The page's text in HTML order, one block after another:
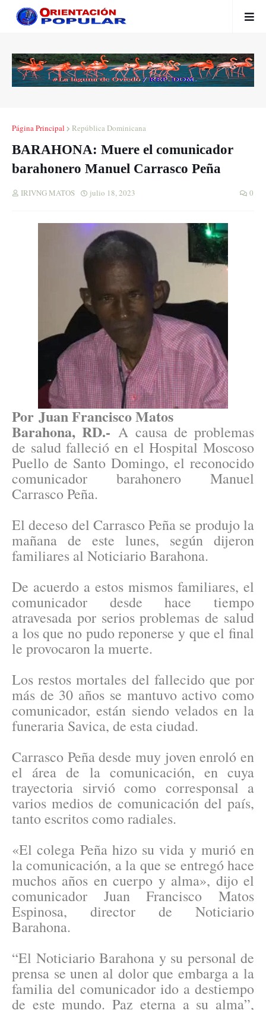
Página Principal República Dominicana
BARAHONA: Muere el comunicador
barahonero Manuel Carrasco Peña
IRIVNG MATOS julio 18, 2023 0
Por Juan Francisco Matos
Barahona, RD.- A causa de problemas
de salud falleció en el Hospital Moscoso
Puello de Santo Domingo, el reconocido
comunicador barahonero Manuel
Carrasco Pe​ña.
El deceso del Carrasco Peña se produjo la
mañana de este lunes, según dijeron
familiares al Noticiario Barahona.
De acuerdo a estos mismos familiares, el
comunicador desde hace tiempo
atravesada por serios problemas de salud
a los que no pudo reponerse y que el final
le provocaron la muerte.
Los restos mortales del fallecido que por
más de 30 años se mantuvo activo como
comunicador, están siendo velados en la
funeraria Savica, de esta ciudad.
Carrasco Peña desde muy joven enroló en
el área de la comunicación, en cuya
trayectoria sirvió como corresponsal a
varios medios de comunicación del país,
tanto escritos como radiales.
«El colega Peña hizo su vida y murió en
la comunicación, a la que se entregó hace
muchos años en cuerpo y alma», dijo el
comunicador Juan Francisco Matos
Espinosa, director de Noticiario
Barahona.
“El Noticiario Barahona y su personal de
prensa se unen al dolor que embarga a la
familia del comunicador ido a destiempo
de este mundo. Paz eterna a su alma”,